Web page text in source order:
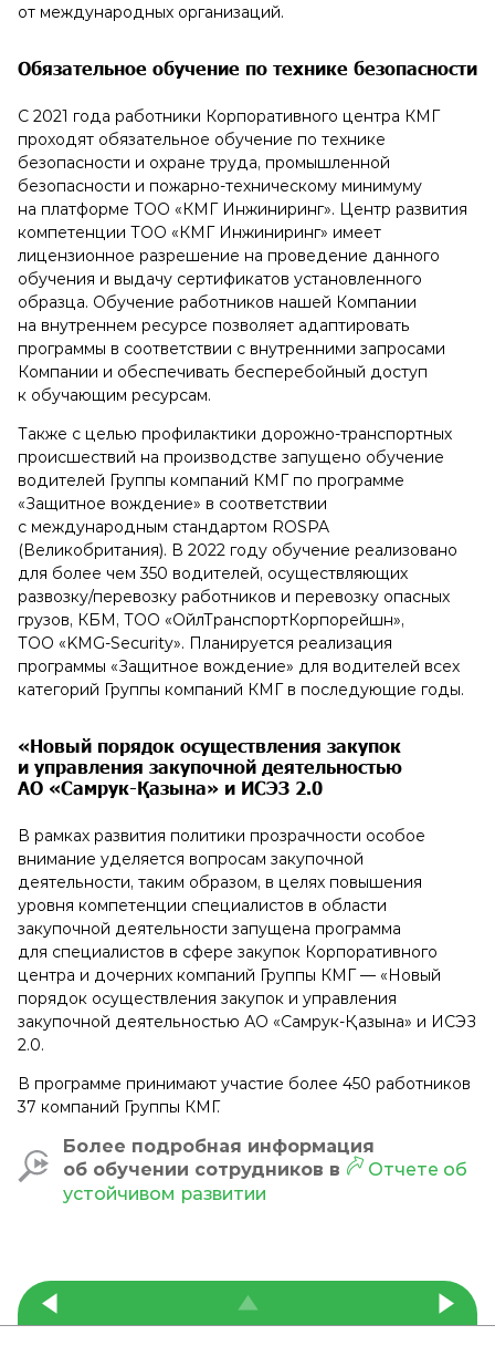
от международных организаций.
Обязательное обучение по технике безопасности
С 2021 года работники Корпоративного центра КМГ
проходят обязательное обучение по технике
безопасности и охране труда, промышленной
безопасности и пожарно-техническому минимуму
на платформе ТОО «КМГ Инжиниринг». Центр развития
компетенции ТОО «КМГ Инжиниринг» имеет
лицензионное разрешение на проведение данного
обучения и выдачу сертификатов установленного
образца. Обучение работников нашей Компании
на внутреннем ресурсе позволяет адаптировать
программы в соответствии с внутренними запросами
Компании и обеспечивать бесперебойный доступ
к обучающим ресурсам.
Также с целью профилактики дорожно-транспортных
происшествий на производстве запущено обучение
водителей Группы компаний КМГ по программе
«Защитное вождение» в соответствии
с международным стандартом ROSPA
(Великобритания). В 2022 году обучение реализовано
для более чем 350 водителей, осуществляющих
развозку/перевозку работников и перевозку опасных
грузов, КБМ, ТОО «ОйлТранспортКорпорейшн»,
ТОО «KMG-Security». Планируется реализация
программы «Защитное вождение» для водителей всех
категорий Группы компаний КМГ в последующие годы.
«Новый порядок осуществления закупок
и управления закупочной деятельностью
АО «Самрук-Қазына» и ИСЭЗ 2.0
В рамках развития политики прозрачности особое
внимание уделяется вопросам закупочной
деятельности, таким образом, в целях повышения
уровня компетенции специалистов в области
закупочной деятельности запущена программа
для специалистов в сфере закупок Корпоративного
центра и дочерних компаний Группы КМГ — «Новый
порядок осуществления закупок и управления
закупочной деятельностью АО «Самрук-Қазына» и ИСЭЗ
2.0.
В программе принимают участие более 450 работников
37 компаний Группы КМГ.
Более подробная информация
об обучении сотрудников в
Отчете об
устойчивом развитии